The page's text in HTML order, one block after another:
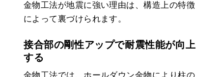
金物工法が地震に強い理由は、構造上の特徴
によって裏づけられます。
接合部の剛性アップで耐震性能が向上
する